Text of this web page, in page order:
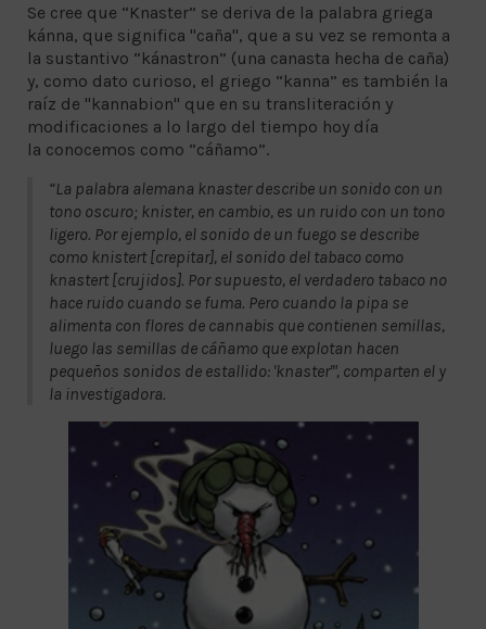
Se cree que “Knaster” se deriva de la palabra griega
kánna, que significa "caña", que a su vez se remonta a
la sustantivo “kánastron” (una canasta hecha de caña)
y, como dato curioso, el griego “kanna” es también la
raíz de "kannabion" que en su transliteración y
modificaciones a lo largo del tiempo hoy día
la conocemos como “cáñamo”.
“La palabra alemana knaster describe un sonido con un
tono oscuro; knister, en cambio, es un ruido con un tono
ligero. Por ejemplo, el sonido de un fuego se describe
como knistert [crepitar], el sonido del tabaco como
knastert [crujidos]. Por supuesto, el verdadero tabaco no
hace ruido cuando se fuma. Pero cuando la pipa se
alimenta con flores de cannabis que contienen semillas,
luego las semillas de cáñamo que explotan hacen
pequeños sonidos de estallido: 'knaster'", comparten el y
la investigadora.